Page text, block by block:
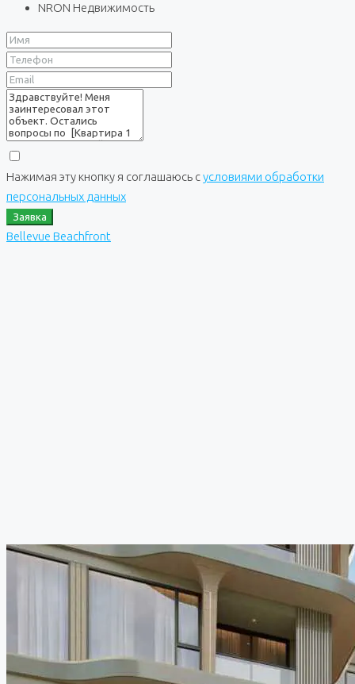
NRON Недвижимость
Нажимая эту кнопку я соглашаюсь сусловиями обработки
персональных данных
Заявка
Bellevue Beachfront